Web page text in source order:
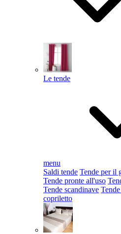
Le tende
menu
Saldi tende Tende per il
Tende pronte all'uso
Tende scandinave
copriletto